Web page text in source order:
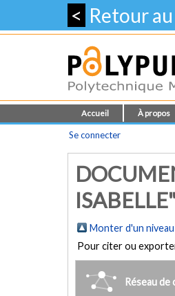
< Retour
Accueil À propos
Se connecter
ISABELLE"
Monter d'un niveau
Pour citer ou
Réseau